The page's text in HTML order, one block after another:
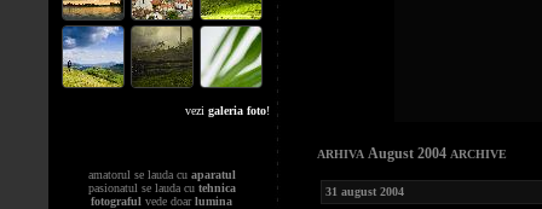
vezi galeria foto!
amatorul se lauda cu aparatul
pasionatul se lauda cu tehnica
fotograful vede doarlumina
ARHIVA August 2004 ARCHIVE
31 august 2004